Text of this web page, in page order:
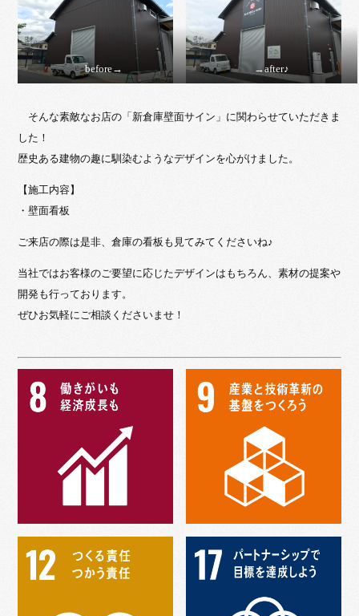
before→ →after♪
そんな素敵なお店の「新倉庫壁面サイン」に関わらせていただきま
した！
歴史ある建物の趣に馴染むようなデザインを心がけました。
【施工内容】
・壁面看板
ご来店の際は是非、倉庫の看板も見てみてくださいね♪
当社ではお客様のご要望に応じたデザインはもちろん、素材の提案や
開発も行っております。
ぜひお気軽にご相談くださいませ！